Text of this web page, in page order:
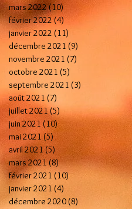
mars 2022(10) 10 posts
février 2022(4)4 posts
janvier 2022 (11)
décembre 2021 (9)
novembre 2021 (7)
octobre 2021 (5)
septembre 2021 (3)
août 2021 (7)
juillet 2021(5)5 posts
juin 2021(10)10 posts
mai 2021 (5) 5 posts
avril 2021 (5) 5 posts
mars 2021(8)8 posts
février 2021 (10) 10 posts
janvier 2021 (4)
décembre 2020(8)